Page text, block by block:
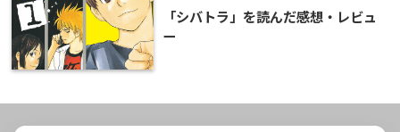
「シバトラ」を読んだ感想・レビュ
ー